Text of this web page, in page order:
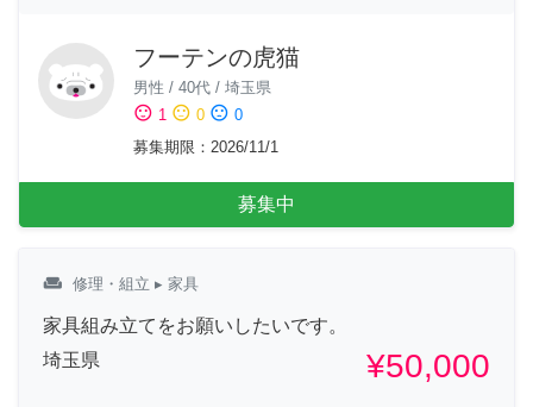
フーテンの虎猫
男性 / 40代 / 埼玉県
sentiment_satisfied 1 sentiment_neutral 0 sentiment_dissatisfied 0
募集期限 ： 2026/11/1
募集中
weekend 修理・組立 ▸ 家具
家具組み立てをお願いしたいです。
埼玉県
¥50,000